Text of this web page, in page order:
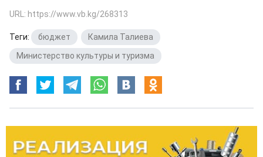
URL: https://www.vb.kg/268313
Теги: бюджет Камила Талиева
Министерство культуры и туризма